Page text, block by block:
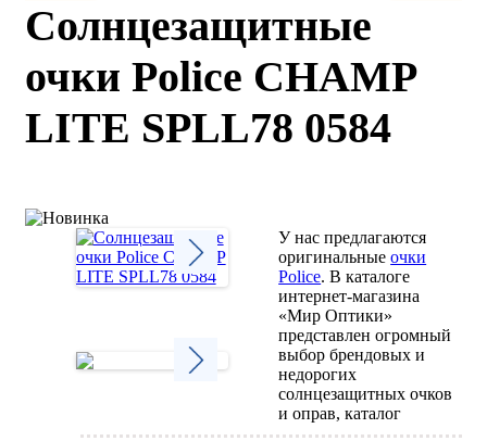
Солнцезащитные
очки Police CHAMP
LITE SPLL78 0584
У нас предлагаются
оригинальныеочки
Police. В каталоге
интернет-магазина
«Мир Оптики»
представлен огромный
выбор брендовых и
недорогих
солнцезащитных очков
и оправ, каталог